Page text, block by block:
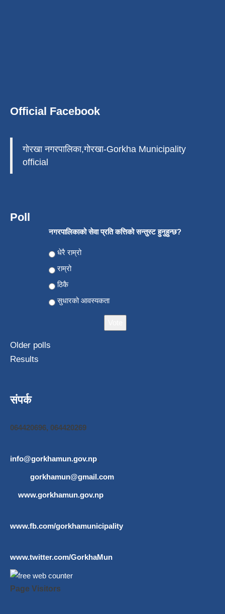
Official Facebook
गोरखा नगरपालिका,गोरखा-Gorkha Municipality
official
Poll
नगरपालिकाको सेवा प्रति कत्तिको सन्तुस्ट हुनुहुन्छ?
Choices
धेरै राम्रो
राम्रो
ठिकै
सुधारको आवस्यकता
Older polls
Results
संपर्क
064420696, 064420269
info@gorkhamun.gov.np,
gorkhamun@gmail.com
www.gorkhamun.gov.np
www.fb.com/gorkhamunicipality
www.twitter.com/GorkhaMun
Page Visitors